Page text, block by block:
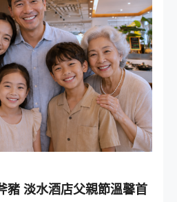
豬 淡水酒店父親節溫馨首